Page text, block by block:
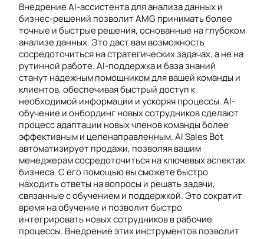
Внедрение AI-ассистента для анализа данных и
бизнес-решений позволит AMG принимать более
точные и быстрые решения, основанные на глубоком
анализе данных. Это даст вам возможность
сосредоточиться на стратегических задачах, а не на
рутинной работе. AI-поддержка и база знаний
станут надежным помощником для вашей команды и
клиентов, обеспечивая быстрый доступ к
необходимой информации и ускоряя процессы. AI-
обучение и онбординг новых сотрудников сделают
процесс адаптации новых членов команды более
эффективным и целенаправленным. AI Sales Bot
автоматизирует продажи, позволяя вашим
менеджерам сосредоточиться на ключевых аспектах
бизнеса. С его помощью вы сможете быстро
находить ответы на вопросы и решать задачи,
связанные с обучением и поддержкой. Это сократит
время на обучение и позволит быстро
интегрировать новых сотрудников в рабочие
процессы. Внедрение этих инструментов позволит